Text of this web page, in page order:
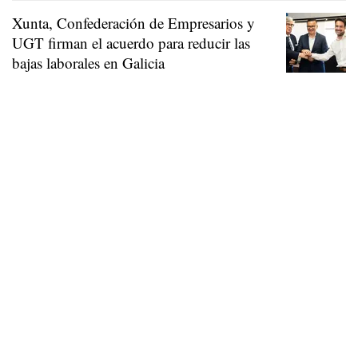
Xunta, Confederación de Empresarios y
UGT firman el acuerdo para reducir las
bajas laborales en Galicia